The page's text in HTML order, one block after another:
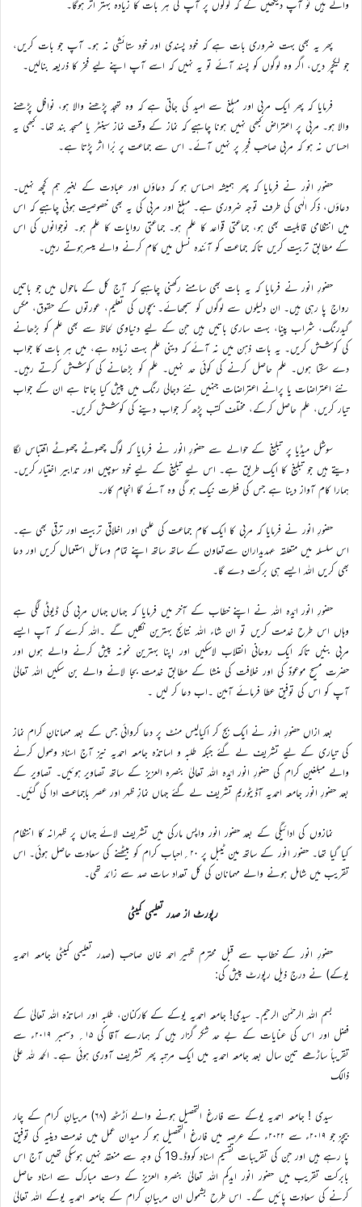
والے ہیں تو آپ دیکھیں گے کہ لوگوں پر آپ کی ہر بات کا زیادہ بہتر اثر ہوگا۔
پھر یہ بھی بہت ضروری بات ہے کہ خود پسندی اور خود ستائشی نہ ہو۔ آپ جو بات کریں،
جو لیکچر دیں، اگر وہ لوگوں کو پسند آئے تو یہ نہیں کہ اسے آپ اپنے لیے فخر کا ذریعہ بنالیں۔
فرمایا کہ پھر ایک مربی اور مبلغ سے امید کی جاتی ہے کہ وہ تہجد پڑھنے والا ہو، نوافل پڑھنے
والا ہو۔ مربی پر اعتراض کبھی نہیں ہونا چاہیے کہ نماز کے وقت نماز سینٹر یا مسجد بند تھا۔ کبھی یہ
احساس نہ ہو کہ مربی صاحب فجر پر نہیں آئے۔ اس سے جماعت پر بُرا اثر پڑتا ہے۔
حضورِ انور نے فرمایا کہ پھر ہمیشہ احساس ہو کہ دعاؤں اور عبادت کے بغیر ہم کچھ نہیں۔
دعاؤں، ذکر الٰہی کی طرف توجہ ضروری ہے۔ مبلغ اور مربی کی یہ بھی خصوصیت ہونی چاہیے کہ اس
میں انتظامی قابلیت بھی ہو، جماعتی قواعد کا علم ہو۔ جماعتی روایات کا علم ہو۔ نوجوانوں کی اس
کے مطابق تربیت کریں تاکہ جماعت کو آئندہ نسل میں کام کرنے والے میسرہوتے رہیں۔
حضورِ انور نے فرمایا کہ یہ بات بھی سامنے رکھنی چاہیے کہ آج کل کے ماحول میں جو باتیں
رواج پا رہی ہیں۔ ان دلیلوں سے لوگوں کو سمجھائے۔ بچوں کی تعلیم، عورتوں کے حقوق، مکس
گیدرنگ، شراب پینا، بہت ساری باتیں ہیں جن کے لیے دنیاوی لحاظ سے بھی علم کو بڑھانے
کی کوشش کریں۔ یہ بات ذہن میں نہ آئے کہ دینی علم بہت زیادہ ہے، میں ہر بات کا جواب
دے سکتا ہوں۔ علم حاصل کرنے کی کوئی حد نہیں۔ علم کو بڑھانے کی کوشش کرتے رہیں۔
نئے اعتراضات یا پرانے اعتراضات جنہیں نئے دجالی رنگ میں پیش کیا جاتا ہے ان کے جواب
تیار کریں، علم حاصل کرکے، مختلف کتب پڑھ کر جواب دینے کی کوشش کریں۔
سوشل میڈیا پر تبلیغ کے حوالے سے حضورِ انور نے فرمایا کہ لوگ چھوٹے چھوٹے اقتباس لگا
دیتے ہیں جو تبلیغ کا ایک طریق ہے۔ اس لیے تبلیغ کے لیے خود سوچیں اور تدابیر اختیار کریں۔
ہمارا کام آواز دینا ہے جس کی فطرت نیک ہو گی وہ آئے گا انجام کار۔
حضورِ انور نے فرمایا کہ مربی کا ایک کام جماعت کی علمی اور اخلاقی تربیت اور ترقی بھی ہے۔
اس سلسلہ میں متعلقہ عہدیداران سےتعاون کے ساتھ ساتھ اپنے تمام وسائل استعمال کریں اور دعا
بھی کریں اللہ ایسے ہی برکت دے گا۔
حضورِ انور ایّدہ اللہ نے اپنے خطاب کے آخر میں فرمایا کہ جہاں جہاں مربی کی ڈیوٹی لگی ہے
وہاں اس طرح خدمت کریں تو ان شاء اللہ نتائج بہترین نکلیں گے ۔اللہ کرے کہ آپ ایسے
مربی بنیں تاکہ ایک روحانی انقلاب لاسکیں اور اپنا بہترین نمونہ پیش کرنے والے ہوں اور
حضرت مسیح موعودؑ کی اور خلافت کی منشا کے مطابق خدمت بجا لانے والے بن سکیں اللہ تعالیٰ
آپ کو اس کی توفیق عطا فرمائے آمین ۔اب دعا کر لیں ۔
بعد ازاں حضورِ انور نے ایک بج کر اکیالیس منٹ پر دعا کروائی جس کے بعد مہمانانِ کرام نماز
کی تیاری کے لیے تشریف لے گئے جبکہ طلبہ و اساتذہ جامعہ احمدیہ نیز آج اسناد وصول کرنے
والے مبلغین کرام کی حضورِ انور ایّدہ اللہ تعالیٰ بنصرہ العزیز کے ساتھ تصاویر ہوئیں۔ تصاویر کے
بعد حضورِ انور جامعہ احمدیہ آڈیٹوریم تشریف لے گئے جہاں نمازِ ظہر اور عصر باجماعت ادا کی گئیں۔
نمازوں کی ادائیگی کے بعد حضور انور واپس مارکی میں تشریف لائے جہاں پر ظہرانہ کا انتظام
کیا گیا تھا۔ حضور انور کے ساتھ مین ٹیبل پر ۲۰؍احباب کرام کو بیٹھنے کی سعادت حاصل ہوئی۔ اس
تقریب میں شامل ہونے والے مہمانان کی کل تعداد سات صد سے زائد تھی۔
رپورٹ از صدر تعلیمی کمیٹی
حضورِ انور کے خطاب سے قبل محترم ظہیر احمد خان صاحب (صدر تعلیمی کمیٹی جامعہ احمدیہ
یوکے) نے درج ذیل رپورٹ پیش کی:
بسم اللہ الرحمٰن الرحیم۔ سیدی! جامعہ احمدیہ یوکے کے کارکنان، طلبہ اور اساتذہ اللہ تعالیٰ کے
فضل اور اس کی عنایات کے بے حد شکر گزار ہیں کہ ہمارے آقا کی ۱۵؍ دسمبر ۲۰۱۹ء سے
تقریباً ساڑھے تین سال بعد جامعہ احمدیہ میں ایک مرتبہ پھر تشریف آوری ہوئی ہے۔ الحمد للہ علیٰ
ذالک
سیدی ! جامعہ احمدیہ یوکے سے فارغ التحصیل ہونے والے اَڑسٹھ (۶۸) مربیانِ کرام کے چار
بیچز جو ۲۰۱۹ء سے ۲۰۲۲ء کے عرصہ میں فارغ التحصیل ہو کر میدان عمل میں خدمت دینیہ کی توفیق
پا رہے ہیں اور جن کی تقریبات تقسیم اسناد کووڈ۔19 کی وجہ سے منعقد نہیں ہوسکی تھیں آج اس
بابرکت تقریب میں حضور انور ایدکم اللہ تعالیٰ بنصرہ العزیز کے دست مبارک سے اسناد حاصل
کرنے کی سعادت پائیں گے۔ اس طرح بشمول ان مربیانِ کرام کے جامعہ احمدیہ یوکے اللہ تعالیٰ